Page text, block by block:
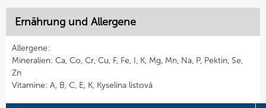
Ernährung und Allergene
Allergene:
Mineralien: Ca, Co, Cr, Cu, F, Fe, I, K, Mg, Mn, Na, P, Pektin, Se,
Zn
Vitamine: A, B, C, E, K, Kyselina listová